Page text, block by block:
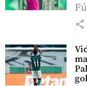
share